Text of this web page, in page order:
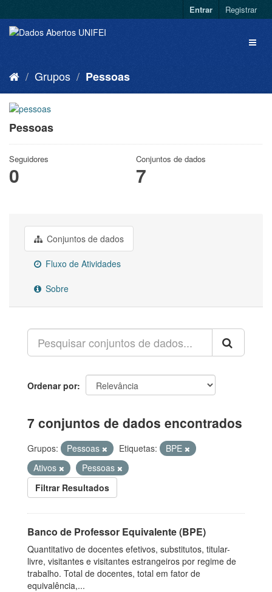
Entrar Registrar
Grupos Pessoas
Pessoas
Seguidores
0
Conjuntos de dados
7
Conjuntos de dados
Fluxo de Atividades
Sobre
Ordenar por
7 conjuntos de dados encontrados
Grupos: Pessoas Etiquetas:
BPE
Ativos
Pessoas
Filtrar Resultados
Banco de Professor Equivalente (BPE)
Quantitativo de docentes efetivos, substitutos, titular-
livre, visitantes e visitantes estrangeiros por regime de
trabalho. Total de docentes, total em fator de
equivalência,...